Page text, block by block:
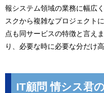
報システム領域の業務に幅広
スクから複雑なプロジェクト
点も同サービスの特徴と言え
り、必要な時に必要な分だけ
IT顧問 情シス君